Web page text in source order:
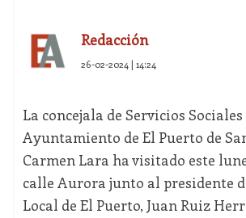
Redacción
26-02-2024 | 14:24
La concejala de Servicios
Ayuntamiento de El Puerto de
Carmen Lara ha visitado este
calle Aurora junto al presidente
Local de El Puerto, Juan Ruiz